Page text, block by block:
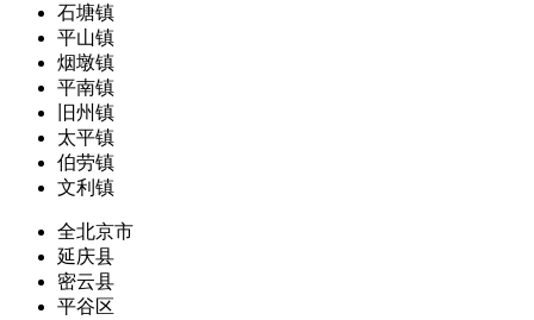
石塘镇
平山镇
烟墩镇
平南镇
旧州镇
太平镇
伯劳镇
文利镇
全北京市
延庆县
密云县
平谷区